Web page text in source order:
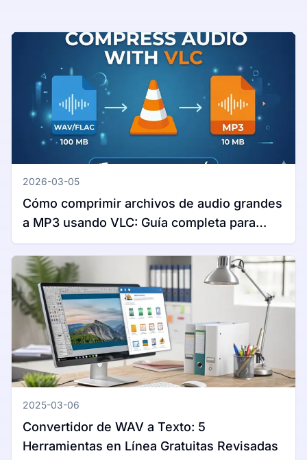
2026-03-05
Cómo comprimir archivos de audio grandes
a MP3 usando VLC: Guía completa para
Windows y Mac
2025-03-06
Convertidor de WAV a Texto: 5
Herramientas en Línea Gratuitas Revisadas